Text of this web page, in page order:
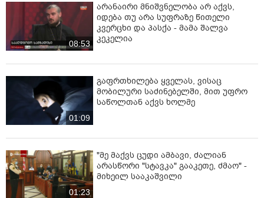
08:53
არანაირი მნიშვნელობა არ აქვს,
იდება თუ არა სუფრაზე წითელი
კვერცხი და პასქა - მამა შალვა
კეკელია
01:09
გაფრთხილება ყველას, ვისაც
მობილური საძინებელში, მით უფრო
საწოლთან აქვს ხოლმე
01:23
"მე მაქვს ცუდი ამბავი, ძალიან
არასწორი "სტავკა" გააკეთე, ძმაო" -
მიხეილ სააკაშვილი